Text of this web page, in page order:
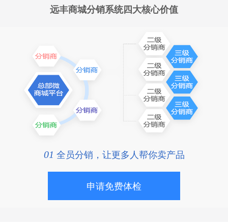
远丰商城分销系统四大核心价值
01 全员分销，让更多人帮你卖产品
申请免费体检